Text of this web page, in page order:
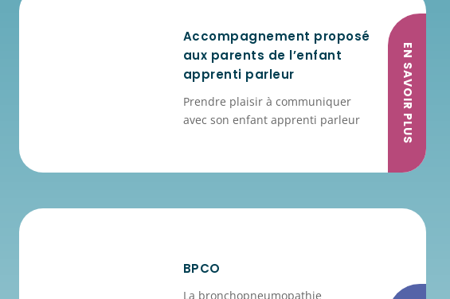
Accompagnement proposé
aux parents de l’enfant
apprenti parleur
Prendre plaisir à communiquer
avec son enfant apprenti parleur
EN SAVOIR PLUS
BPCO
La bronchopneumopathie